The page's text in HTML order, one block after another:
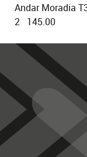
Andar Moradia
2 145.00